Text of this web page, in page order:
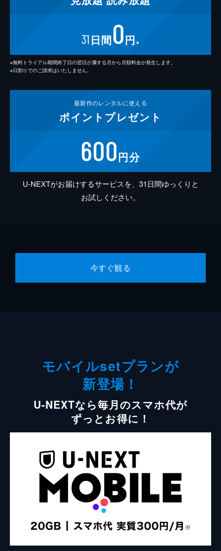
31 日間0円 ※
※無料トライアル期間終了日の翌日が属する月から月額料金が発生します。
※日割りでのご請求はいたしません。
最新作のレンタルに使える
ポイント プレゼント
600円分
U-NEXTがお届けするサービスを、31日間ゆっくりと
お試しください。
今すぐ観る
モバイルsetプランが
新登場！
U-NEXTなら毎月のスマホ代が
ずっとお得に！